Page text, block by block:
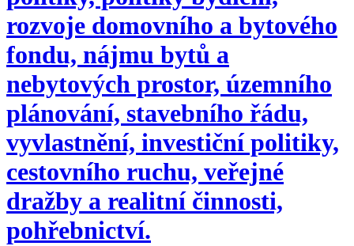
rozvoje domovního a bytového
fondu, nájmu bytů a
nebytových prostor, územního
plánování, stavebního řádu,
vyvlastnění, investiční politiky,
cestovního ruchu, veřejné
dražby a realitní činnosti,
pohřebnictví.